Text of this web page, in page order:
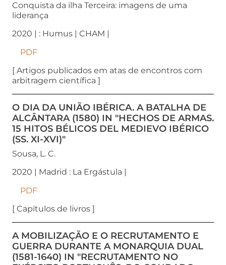
Conquista da ilha Terceira: imagens de uma
liderança
2020 | : Humus | CHAM |
PDF
[ Artigos publicados em atas de encontros com
arbitragem científica ]
O DIA DA UNIÃO IBÉRICA. A BATALHA DE
ALCÂNTARA (1580) IN "HECHOS DE ARMAS.
15 HITOS BÉLICOS DEL MEDIEVO IBÉRICO
(SS. XI-XVI)"
Sousa, L. C.
2020 | Madrid : La Ergástula |
PDF
[ Capítulos de livros ]
A MOBILIZAÇÃO E O RECRUTAMENTO E
GUERRA DURANTE A MONARQUIA DUAL
(1581-1640) IN "RECRUTAMENTO NO